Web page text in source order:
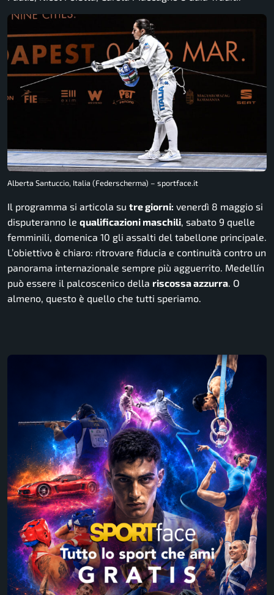
Alberta Santuccio, Italia (Federscherma) – sportface.it
Il programma si articola su tre giorni: venerdì 8 maggio si
disputeranno le qualificazioni maschili , sabato 9 quelle
femminili, domenica 10 gli assalti del tabellone principale.
L’obiettivo è chiaro: ritrovare fiducia e continuità contro un
panorama internazionale sempre più agguerrito. Medellín
può essere il palcoscenico della riscossa azzurra . O
almeno, questo è quello che tutti speriamo.